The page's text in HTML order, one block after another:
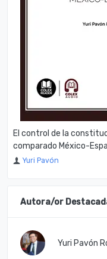
El control de la
comparado México-
Yuri Pavón
Autora/or
Yuri Pavón